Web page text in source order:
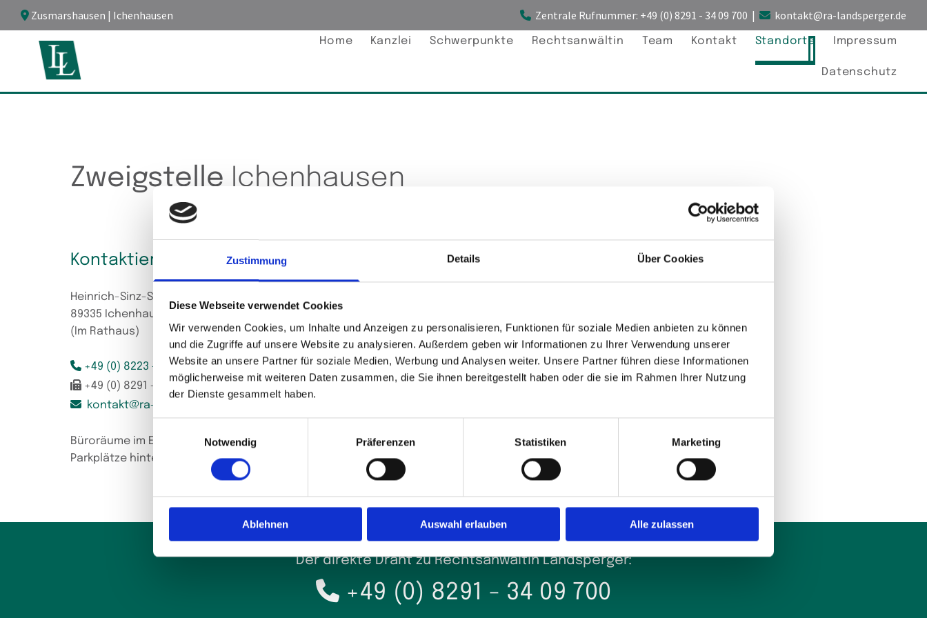
Zustimmung Details Über Cookies
Diese Webseite verwendet Cookies
Wir verwenden Cookies, um Inhalte und Anzeigen zu personalisieren, Funktionen für soziale Medien anbieten zu können
und die Zugriffe auf unsere Website zu analysieren. Außerdem geben wir Informationen zu Ihrer Verwendung unserer
Website an unsere Partner für soziale Medien, Werbung und Analysen weiter. Unsere Partner führen diese Informationen
möglicherweise mit weiteren Daten zusammen, die Sie ihnen bereitgestellt haben oder die sie im Rahmen Ihrer Nutzung
der Dienste gesammelt haben.
Notwendig
Präferenzen Statistiken Marketing
Ablehnen Auswahl erlauben Alle zulassen
Zum Inhalt springen
 Zusmarshausen | Ichenhausen  Zentrale Rufnummer: +49 (0) 8291 - 34 09 700 |  kontakt@ra-landsperger.de
Home Kanzlei Schwerpunkte Rechtsanwältin Team Kontakt Standorte Impressum
Datenschutz
Zweigstelle Ichenhausen
Kontaktieren Sie uns
Heinrich-Sinz-Str. 18
89335 Ichenhausen
(Im Rathaus)
 +49 (0) 8223 - 96 77 80
 +49 (0) 8291 - 34 09 777
 kon­takt@​ra-​land­sper­ger.​de
Bü­ro­räu­me im Erd­ge­schoss
Park­plät­ze hin­ter­halb des Rat­hau­ses
Accept cookies
Der direkte Draht zu Rechtsanwältin Landsperger:
 +49 (0) 8291 - 34 09 700